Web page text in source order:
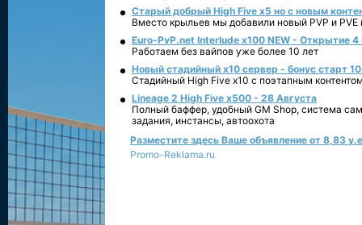
Старый добрый High Five x5 но с новым
Вместо крыльев мы добавили новый PVP и PVE
Euro-PvP.net Interlude х100 NEW - Открытие 4
Работаем без вайпов уже более 10 лет
Новый стадийный х10 сервер - бонус старт
Стадийный High Five x10 с поэтапным
Lineage 2 High Five x500 - 28 Августа
Полный баффер, удобный GM Shop, система
задания, инстансы, автоохота
Разместите здесь Ваше объявление от 8,83
Promo-Reklama.ru